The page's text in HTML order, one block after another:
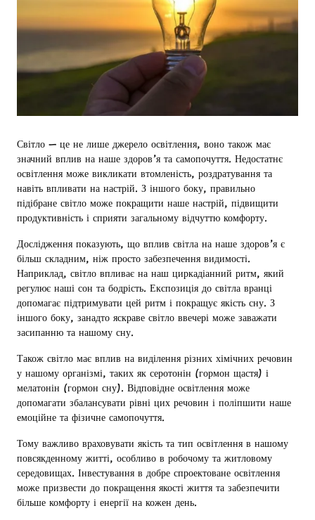
Світло — це не лише джерело освітлення, воно також має
значний вплив на наше здоров’я та самопочуття. Недостатнє
освітлення може викликати втомленість, роздратування та
навіть впливати на настрій. З іншого боку, правильно
підібране світло може покращити наше настрій, підвищити
продуктивність і сприяти загальному відчуттю комфорту.
Дослідження показують, що вплив світла на наше здоров’я є
більш складним, ніж просто забезпечення видимості.
Наприклад, світло впливає на наш циркадіанний ритм, який
регулює наші сон та бодрість. Експозиція до світла вранці
допомагає підтримувати цей ритм і покращує якість сну. З
іншого боку, занадто яскраве світло ввечері може заважати
засипанню та нашому сну.
Також світло має вплив на виділення різних хімічних речовин
у нашому організмі, таких як серотонін (гормон щастя) і
мелатонін (гормон сну). Відповідне освітлення може
допомагати збалансувати рівні цих речовин і поліпшити наше
емоційне та фізичне самопочуття.
Тому важливо враховувати якість та тип освітлення в нашому
повсякденному житті, особливо в робочому та житловому
середовищах. Інвестування в добре спроектоване освітлення
може призвести до покращення якості життя та забезпечити
більше комфорту і енергії на кожен день.